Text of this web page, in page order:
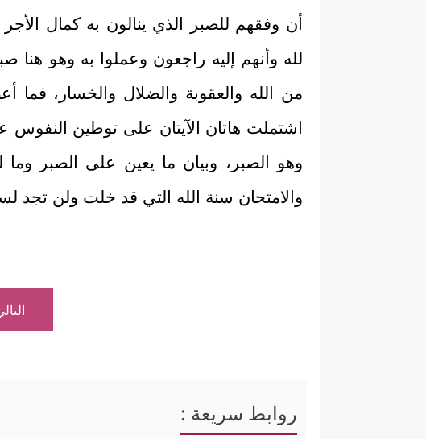
أن وفقهم للصبر الذي ينالون به كمال الأجر
لله وأنهم إليه راجعون وعملوا به وهو
من الله والعقوبة والضلال والخسار،
اشتملت هاتان الآيتان على توطين
وهو الصبر، وبيان ما يعين على الصبر وما
والامتحان سنة الله التي قد خلت ولن تجد
روابط سريعة :